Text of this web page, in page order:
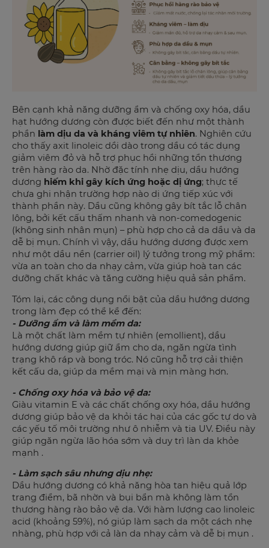
Bên cạnh khả năng dưỡng ẩm và chống oxy hóa, dầu
hạt hướng dương còn được biết đến như một thành
phần làm dịu da và kháng viêm tự nhiên. Nghiên cứu
cho thấy axit linoleic dồi dào trong dầu có tác dụng
giảm viêm đỏ và hỗ trợ phục hồi những tổn thương
trên hàng rào da. Nhờ đặc tính nhẹ dịu, dầu hướng
dương hiếm khi gây kích ứng hoặc dị ứng; thực tế
chưa ghi nhận trường hợp nào dị ứng tiếp xúc với
thành phần này. Dầu cũng không gây bít tắc lỗ chân
lông, bởi kết cấu thấm nhanh và non-comedogenic
(không sinh nhân mụn) – phù hợp cho cả da dầu và da
dễ bị mụn. Chính vì vậy, dầu hướng dương được xem
như một dầu nền (carrier oil) lý tưởng trong mỹ phẩm:
vừa an toàn cho da nhạy cảm, vừa giúp hoà tan các
dưỡng chất khác và tăng cường hiệu quả sản phẩm.
Tóm lại, các công dụng nổi bật của dầu hướng dương
trong làm đẹp có thể kể đến:
- Dưỡng ẩm và làm mềm da:
Là một chất làm mềm tự nhiên (emollient), dầu
hướng dương giúp giữ ẩm cho da, ngăn ngừa tình
trạng khô ráp và bong tróc. Nó cũng hỗ trợ cải thiện
kết cấu da, giúp da mềm mại và mịn màng hơn.
- Chống oxy hóa và bảo vệ da:
Giàu vitamin E và các chất chống oxy hóa, dầu hướng
dương giúp bảo vệ da khỏi tác hại của các gốc tự do và
các yếu tố môi trường như ô nhiễm và tia UV. Điều này
giúp ngăn ngừa lão hóa sớm và duy trì làn da khỏe
mạnh .
- Làm sạch sâu nhưng dịu nhẹ:
Dầu hướng dương có khả năng hòa tan hiệu quả lớp
trang điểm, bã nhờn và bụi bẩn mà không làm tổn
thương hàng rào bảo vệ da. Với hàm lượng cao linoleic
acid (khoảng 59%), nó giúp làm sạch da một cách nhẹ
nhàng, phù hợp với cả làn da nhạy cảm và dễ bị mụn .